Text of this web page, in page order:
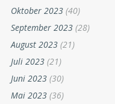
Oktober 2023 (40)
September 2023 (28)
August 2023 (21)
Juli 2023 (21)
Juni 2023 (30)
Mai 2023 (36)